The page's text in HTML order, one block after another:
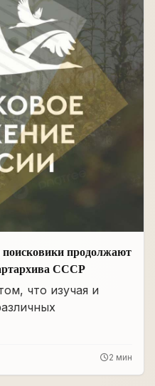
поисковики продолжают
СССР
что изучая и
2 мин